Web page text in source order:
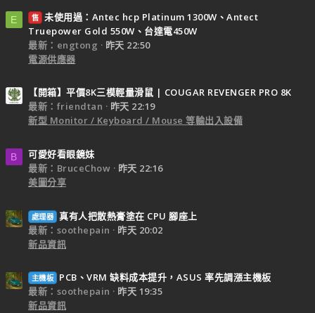
E 售 未使用過：Antec hcp Platinum 1300W、Antect
Truepower Gold 550W、台達電450W
最新：engtong
昨天 22:50
電源供應器
【開箱】平價8K三模輕量滑鼠 | COUGAR REVENGER PRO 8K
最新：friendtan
昨天 22:19
新型 Monitor / Keyboard / Mouse 等輸出入設備
B
可愛好看眼鏡妹
最新：BruceChow
昨天 22:16
美圖分享
處理器 真有人把散熱膏塗在 CPU 腳座上
最新：soothepain
昨天 20:02
新品資訊
主機板
PCB、VRM 缺料成本提升，ASUS 率先調漲主機板
最新：soothepain
昨天 19:35
新品資訊